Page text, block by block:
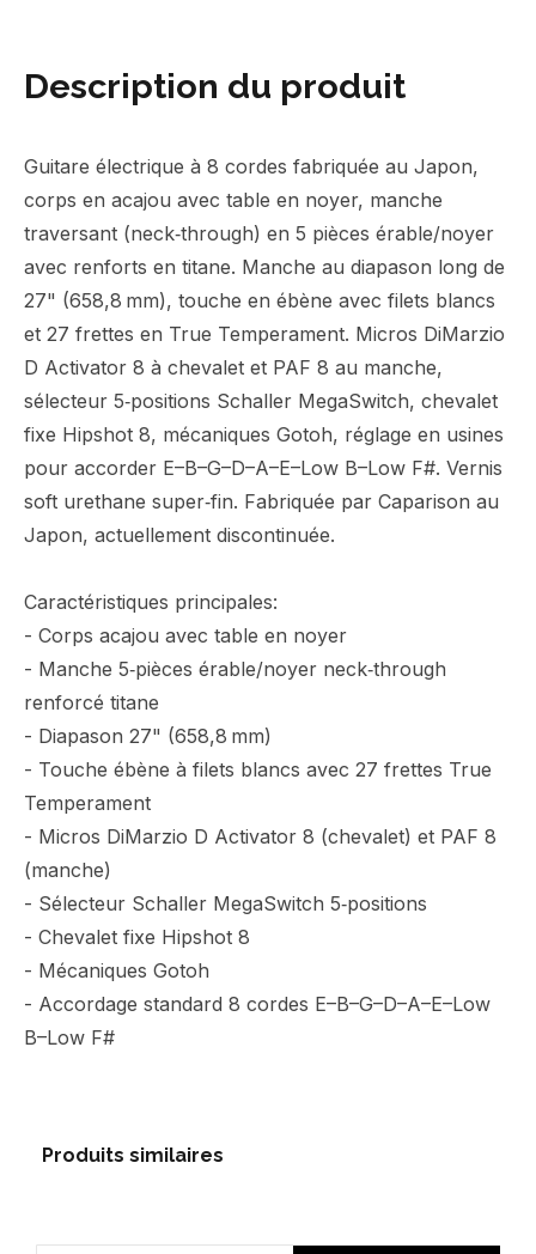
Description du produit
Guitare électrique à 8 cordes fabriquée au Japon,
corps en acajou avec table en noyer, manche
traversant (neck‑through) en 5 pièces érable/noyer
avec renforts en titane. Manche au diapason long de
27" (658,8 mm), touche en ébène avec filets blancs
et 27 frettes en True Temperament. Micros DiMarzio
D Activator 8 à chevalet et PAF 8 au manche,
sélecteur 5‑positions Schaller MegaSwitch, chevalet
fixe Hipshot 8, mécaniques Gotoh, réglage en usines
pour accorder E–B–G–D–A–E–Low B–Low F#. Vernis
soft urethane super‑fin. Fabriquée par Caparison au
Japon, actuellement discontinuée.
Caractéristiques principales:
- Corps acajou avec table en noyer
- Manche 5‑pièces érable/noyer neck‑through
renforcé titane
- Diapason 27" (658,8 mm)
- Touche ébène à filets blancs avec 27 frettes True
Temperament
- Micros DiMarzio D Activator 8 (chevalet) et PAF 8
(manche)
- Sélecteur Schaller MegaSwitch 5‑positions
- Chevalet fixe Hipshot 8
- Mécaniques Gotoh
- Accordage standard 8 cordes E–B–G–D–A–E–Low
B–Low F#
Produits similaires